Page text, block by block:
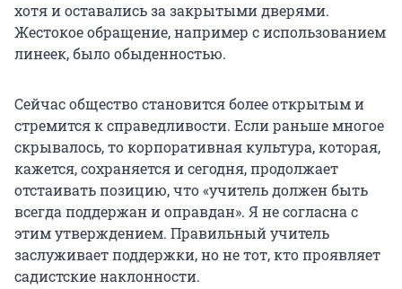
хотя и оставались за закрытыми дверями.
Жестокое обращение, например с использованием
линеек, было обыденностью.
Сейчас общество становится более открытым и
стремится к справедливости. Если раньше многое
скрывалось, то корпоративная культура, которая,
кажется, сохраняется и сегодня, продолжает
отстаивать позицию, что «учитель должен быть
всегда поддержан и оправдан». Я не согласна с
этим утверждением. Правильный учитель
заслуживает поддержки, но не тот, кто проявляет
садистские наклонности.